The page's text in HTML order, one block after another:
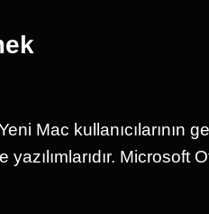
Mac kullanıcılarının
Microsoft